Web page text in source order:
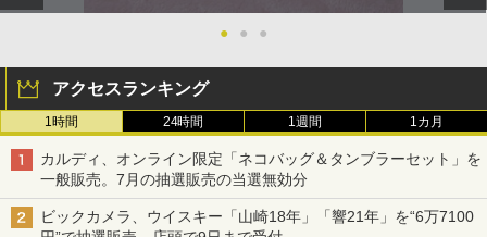
● ● ●
アクセスランキング
1時間 24時間 1週間 1カ月
カルディ、オンライン限定「ネコバッグ＆タンブラーセット」を
一般販売。7月の抽選販売の当選無効分
ビックカメラ、ウイスキー「山崎18年」「響21年」を“6万7100